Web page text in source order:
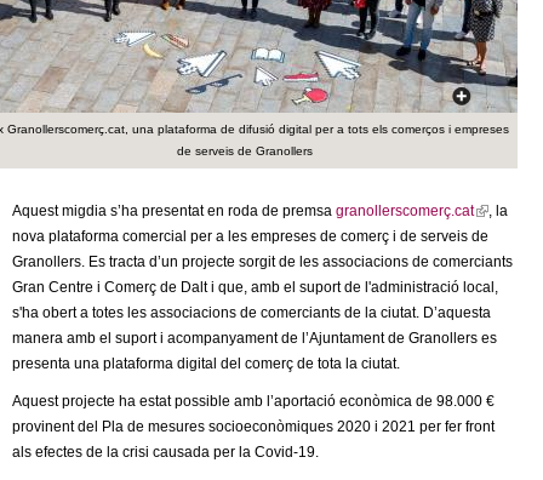
d
e
G
a
n
o
c
a
Granollerscomerç.cat, una plataforma de difusió digital per a tots els comerços i empreses
de serveis de Granollers
Aquest migdia s’ha presentat en roda de premsa granollerscomerç.cat(
l
i
n
k
i
, la
nova plataforma comercial per a les empreses de comerç i de serveis de
Granollers. Es tracta d’un projecte sorgit de les associacions de comerciants
Gran Centre i Comerç de Dalt i que, amb el suport de l'administració local,
s'ha obert a totes les associacions de comerciants de la ciutat. D’aquesta
manera amb el suport i acompanyament de l’Ajuntament de Granollers es
presenta una plataforma digital del comerç de tota la ciutat.
Aquest projecte ha estat possible amb l’aportació econòmica de 98.000 €
provinent del Pla de mesures socioeconòmiques 2020 i 2021 per fer front
als efectes de la crisi causada per la Covid-19.